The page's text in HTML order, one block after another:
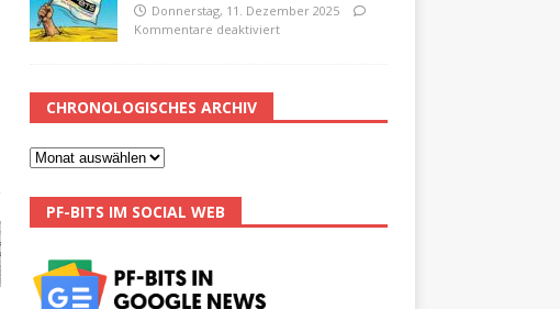
Donnerstag, 11. Dezember 2025
Kommentare deaktiviert
CHRONOLOGISCHES ARCHIV
PF-BITS IM SOCIAL WEB